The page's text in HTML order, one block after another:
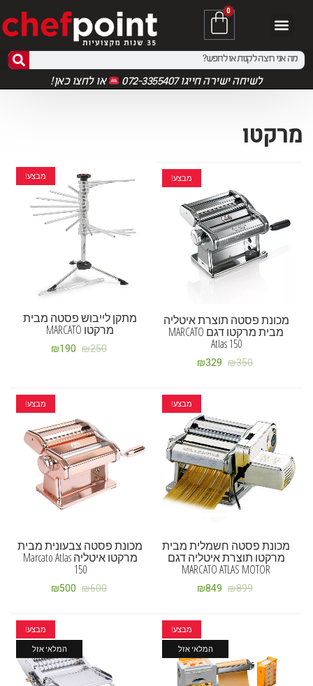
0
לשיחה ישירה חייגו 072-3355407 אולחצו כאן!
מרקטו
מבצע!
מתקן לייבוש פסטה מבית
מרקטו MARCATO
₪250
₪190
מבצע!
מכונת פסטה תוצרת איטליה
מבית מרקטו דגם MARCATO
Atlas 150
₪350
₪329
מבצע!
מכונת פסטה צבעונית מבית
מרקטו איטליה Marcato Atlas
150
₪600
₪500
מבצע!
מכונת פסטה חשמלית מבית
מרקטו תוצרת איטליה דגם
MARCATO ATLAS MOTOR
₪899
₪849
מבצע!
המלאי אזל
מבצע!
המלאי אזל